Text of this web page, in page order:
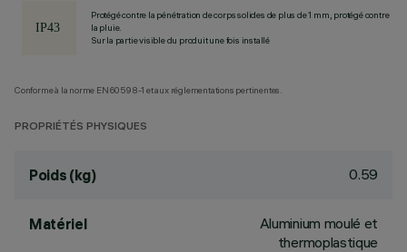
Protégé contre la pénétration de corps solides de plus de 1 mm, protégé contre
la pluie.
Sur la partie visible du produit une fois installé
Conforme à la norme EN60598-1 et aux réglementations pertinentes.
PROPRIÉTÉS PHYSIQUES
Poids (kg) 0.59
Matériel
Aluminium moulé et
thermoplastique